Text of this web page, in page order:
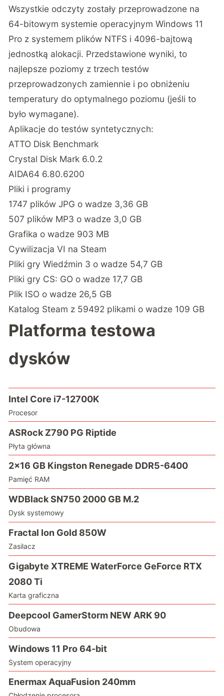
Wszystkie odczyty zostały przeprowadzone na
64-bitowym systemie operacyjnym Windows 11
Pro z systemem plików NTFS i 4096-bajtową
jednostką alokacji. Przedstawione wyniki, to
najlepsze poziomy z trzech testów
przeprowadzonych zamiennie i po obniżeniu
temperatury do optymalnego poziomu (jeśli to
było wymagane).
Aplikacje do testów syntetycznych:
ATTO Disk Benchmark
Crystal Disk Mark 6.0.2
AIDA64 6.80.6200
Pliki i programy
1747 plików JPG o wadze 3,36 GB
507 plików MP3 o wadze 3,0 GB
Grafika o wadze 903 MB
Cywilizacja VI na Steam
Pliki gry Wiedźmin 3 o wadze 54,7 GB
Pliki gry CS: GO o wadze 17,7 GB
Plik ISO o wadze 26,5 GB
Katalog Steam z 59492 plikami o wadze 109 GB
Platforma testowa
dysków
Procesor
Intel Core i7-12700K
Płyta główna
ASRock Z790 PG Riptide
Pamięć RAM
2×16 GB Kingston Renegade DDR5-6400
Dysk systemowy
WDBlack SN750 2000 GB M.2
Zasilacz
Fractal Ion Gold 850W
Karta graficzna
Gigabyte XTREME WaterForce GeForce RTX
2080 Ti
Obudowa
Deepcool GamerStorm NEW ARK 90
System operacyjny
Windows 11 Pro 64-bit
Enermax AquaFusion 240mm